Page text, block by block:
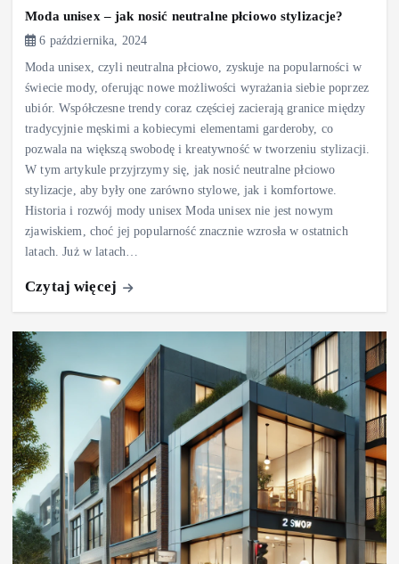
Moda unisex – jak nosić neutralne płciowo stylizacje?
6 października, 2024
Moda unisex, czyli neutralna płciowo, zyskuje na popularności w
świecie mody, oferując nowe możliwości wyrażania siebie poprzez
ubiór. Współczesne trendy coraz częściej zacierają granice między
tradycyjnie męskimi a kobiecymi elementami garderoby, co
pozwala na większą swobodę i kreatywność w tworzeniu stylizacji.
W tym artykule przyjrzymy się, jak nosić neutralne płciowo
stylizacje, aby były one zarówno stylowe, jak i komfortowe.
Historia i rozwój mody unisex Moda unisex nie jest nowym
zjawiskiem, choć jej popularność znacznie wzrosła w ostatnich
latach. Już w latach…
Czytaj więcej